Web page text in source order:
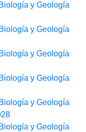
y Geología
y Geología
y Geología
y Geología
y Geología
y Geología